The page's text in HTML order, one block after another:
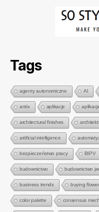
Tags
agenty autonomiczne AI
antix aplikacje
architectural finishes
artificial intelligence
bezpieczeństwo pracy BIPV
budownictwo budownictwo
business trends buying
color palette consensus